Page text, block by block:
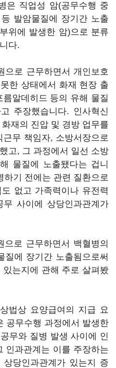
은 직업성 암(공무수행 중
등 발암물질에 장기간 노출
위에 발생한 암)으로 분류
다.
으로 근무하면서 개인보호
한 상태에서 화재 현장 출
알데히드 등의 유해 물질
주장했습니다. 인사혁신
재의 진압 및 경방 업무를
무 책임자, 소방서장으로
고, 그 과정에서 일선 소방
물질에 노출됐다는 겁니
하기 전에는 관련 질환으로
없고 가족력이나 유전력
사이에 상당인과관계가
으로 근무하면서 백혈병의
에 장기간 노출됨으로써
는지에 관해 주로 살펴봤
법상 요양급여의 지급 요
공무수행 과정에서 발생한
무와 질병 발생 사이에 인
인과관계는 이를 주장하는
당인과관계가 있는지 증